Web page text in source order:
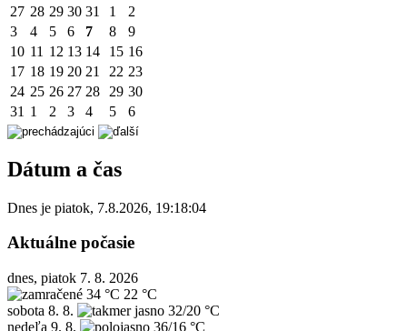
27 28 29 30 31 1
2
3
4 5 6 7 8
9
10 11 12 13 14 15 16
17 18 19 20 21 22 23
24 25 26 27 28 29 30
31 1 2 3 4 5 6
Dátum a čas
Dnes je piatok, 7.8.2026, 19:18:04
Aktuálne počasie
dnes, piatok 7. 8. 2026
34 °C 22 °C
sobota 8. 8.
32/20 °C
nedeľa 9. 8.
36/16 °C